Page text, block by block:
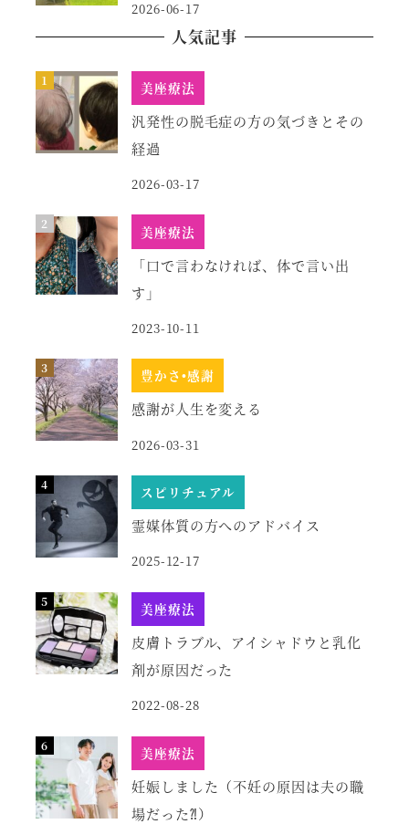
2026-06-17
人気記事
美座療法
汎発性の脱毛症の方の気づきとその
経過
2026-03-17
美座療法
「口で言わなければ、体で言い出
す」
2023-10-11
豊かさ•感謝
感謝が人生を変える
2026-03-31
スピリチュアル
霊媒体質の方へのアドバイス
2025-12-17
美座療法
皮膚トラブル、アイシャドウと乳化
剤が原因だった
2022-08-28
美座療法
妊娠しました（不妊の原因は夫の職
場だった⁈）